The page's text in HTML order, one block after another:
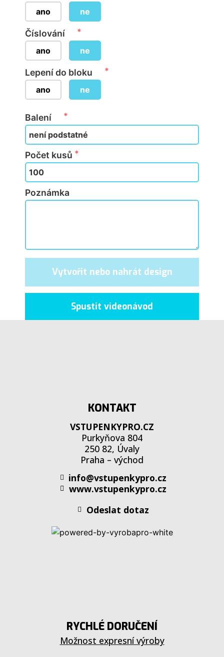
ano ne
Číslování
ano ne
Lepení do bloku
ano ne
Balení
Počet kusů
Poznámka
Vytvořit nebo nahrát design
Spustit videonávod
KONTAKT
VSTUPENKYPRO.CZ
Purkyňova 804
250 82, Úvaly
Praha – východ
info@vstupenkypro.cz
www.vstupenkypro.cz
Odeslat dotaz
RYCHLÉ DORUČENÍ
Možnost expresní výroby